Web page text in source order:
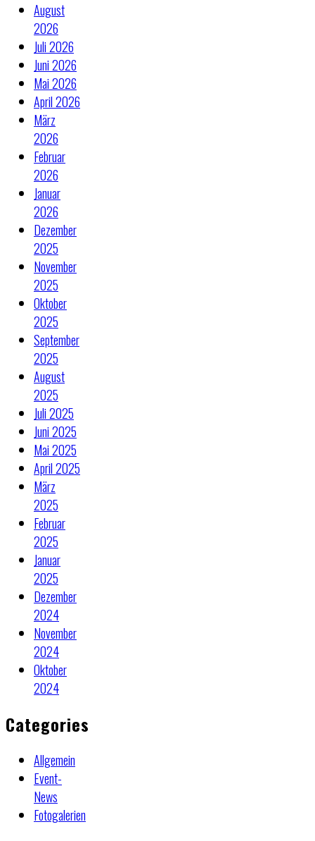
August
2026
Juli 2026
Juni 2026
Mai 2026
April 2026
März
2026
Februar
2026
Januar
2026
Dezember
2025
November
2025
Oktober
2025
September
2025
August
2025
Juli 2025
Juni 2025
Mai 2025
April 2025
März
2025
Februar
2025
Januar
2025
Dezember
2024
November
2024
Oktober
2024
Categories
Allgemein
Event-
News
Fotogalerien